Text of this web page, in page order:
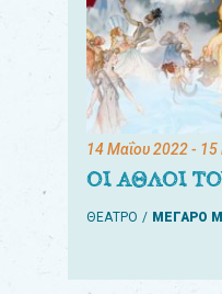
14 Μαΐου 2022- 15
ΟΙ ΑΘΛΟΙ
ΘΕΑΤΡΟ ΜΕΓΑΡΟ